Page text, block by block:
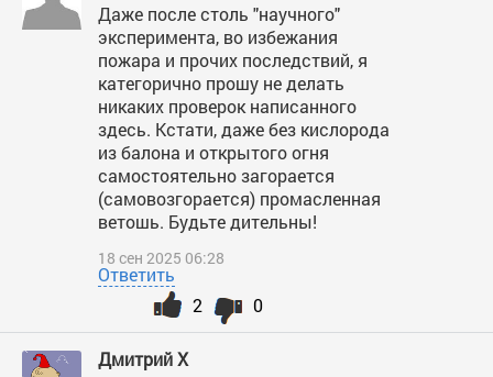
Даже после столь "научного"
эксперимента, во избежания
пожара и прочих последствий, я
категорично прошу не делать
никаких проверок написанного
здесь. Кстати, даже без кислорода
из балона и открытого огня
самостоятельно загорается
(самовозгорается) промасленная
ветошь. Будьте дительны!
18 сен 2025 06:28
Ответить
0
2
Дмитрий X